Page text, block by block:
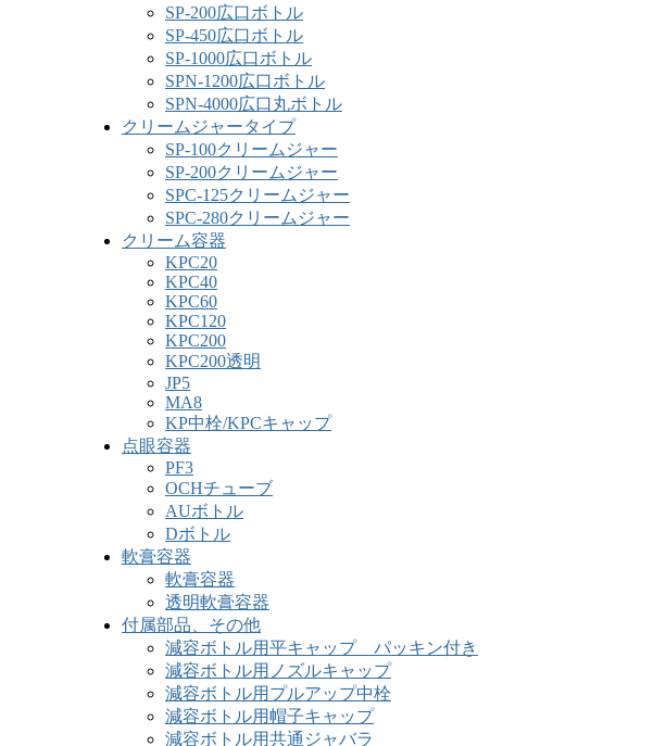
SP-200広口ボトル
SP-450広口ボトル
SP-1000広口ボトル
SPN-1200広口ボトル
SPN-4000広口丸ボトル
クリームジャータイプ
SP-100クリームジャー
SP-200クリームジャー
SPC-125クリームジャー
SPC-280クリームジャー
クリーム容器
KPC20
KPC40
KPC60
KPC120
KPC200
KPC200透明
JP5
MA8
KP中栓/KPCキャップ
点眼容器
PF3
OCHチューブ
AUボトル
Dボトル
軟膏容器
軟膏容器
透明軟膏容器
付属部品、その他
減容ボトル用平キャップ パッキン付き
減容ボトル用ノズルキャップ
減容ボトル用プルアップ中栓
減容ボトル用帽子キャップ
減容ボトル用共通ジャバラ